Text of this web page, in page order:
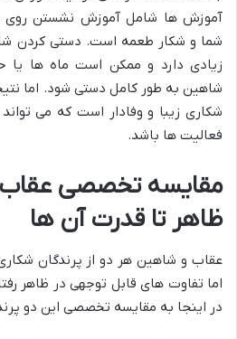
آموزش ها شامل آموزش نشستن
شما و شکار طعمه است. دستی کردن
زیادی دارد و ممکن است ماه ها
شاهین به طور کامل دستی شود. اما
شکاری زیبا و وفادار است که می
فعالیت ها باشد.
مقایسه تخصصی عقاب
ظاهر تا قدرت آن ها
عقاب و شاهین هر دو از پرندگان
اما تفاوت های قابل توجهی در ظاهر
در اینجا به مقایسه تخصصی این دو